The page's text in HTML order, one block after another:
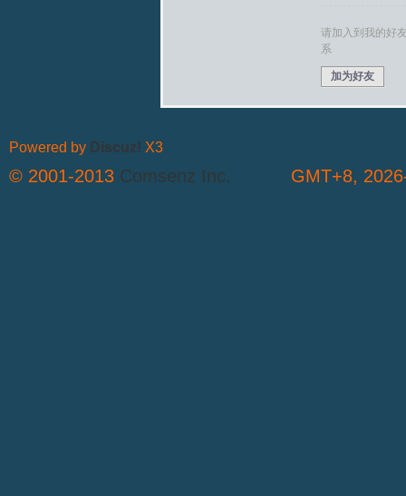
请加入到我的好
系
加为好友
GMT+8,
Powered by Discuz! X3
© 2001-2013 Comsenz Inc.